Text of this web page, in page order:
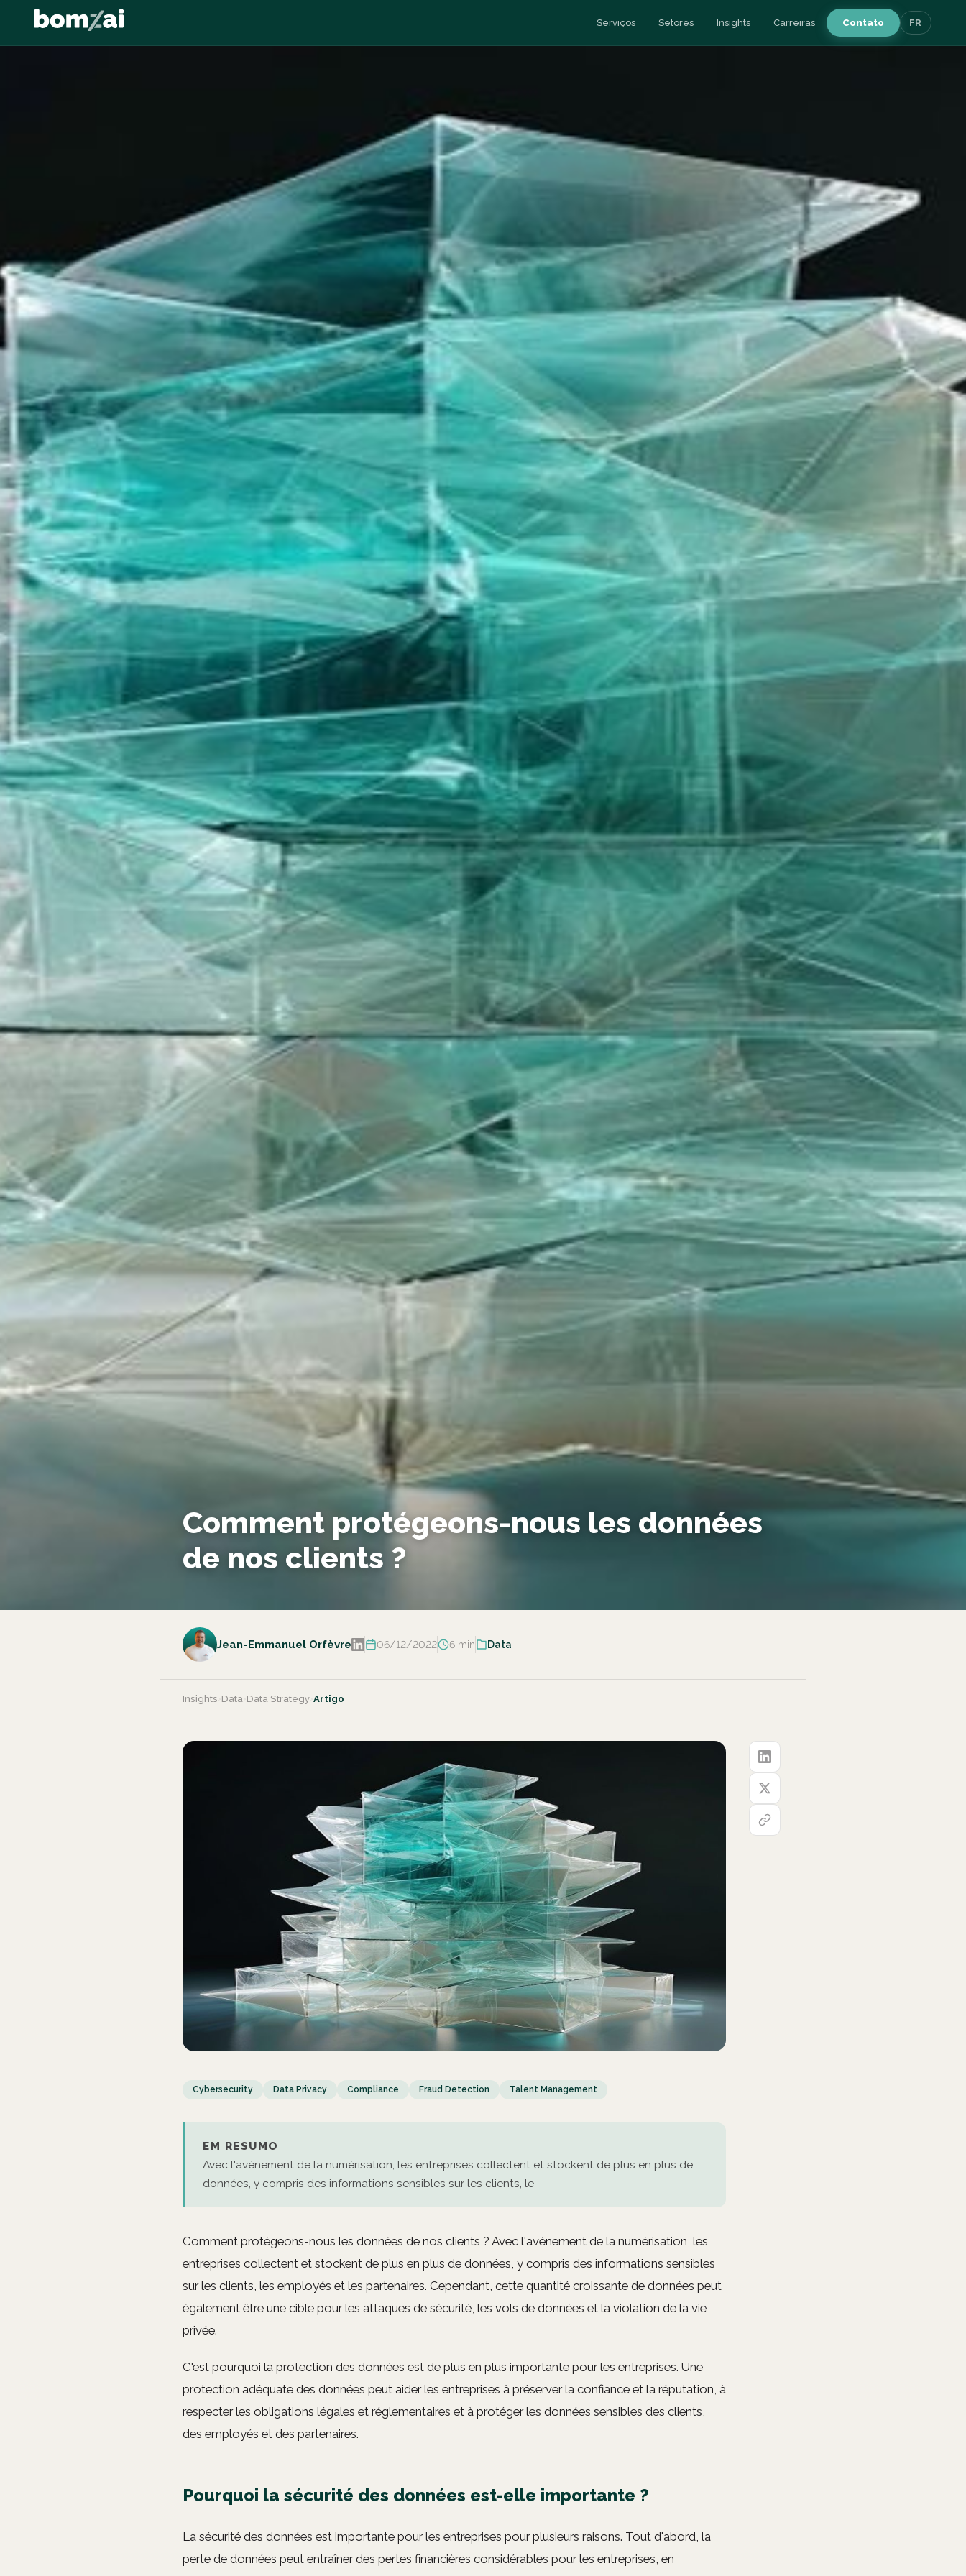
Serviços Setores Insights Carreiras Contato FR
Comment protégeons-nous les données
de nos clients ?
Jean-Emmanuel Orfèvre 06/12/2022 6 min Data
Insights Data Data Strategy Artigo
Cybersecurity Data Privacy Compliance Fraud Detection Talent Management
EM RESUMO
Avec l'avènement de la numérisation, les entreprises collectent et stockent de plus en plus de
données, y compris des informations sensibles sur les clients, le
Comment protégeons-nous les données de nos clients ? Avec l'avènement de la numérisation, les
entreprises collectent et stockent de plus en plus de données, y compris des informations sensibles
sur les clients, les employés et les partenaires. Cependant, cette quantité croissante de données peut
également être une cible pour les attaques de sécurité, les vols de données et la violation de la vie
privée.
C'est pourquoi la protection des données est de plus en plus importante pour les entreprises. Une
protection adéquate des données peut aider les entreprises à préserver la confiance et la réputation, à
respecter les obligations légales et réglementaires et à protéger les données sensibles des clients,
des employés et des partenaires.
Pourquoi la sécurité des données est-elle importante ?
La sécurité des données est importante pour les entreprises pour plusieurs raisons. Tout d'abord, la
perte de données peut entraîner des pertes financières considérables pour les entreprises, en